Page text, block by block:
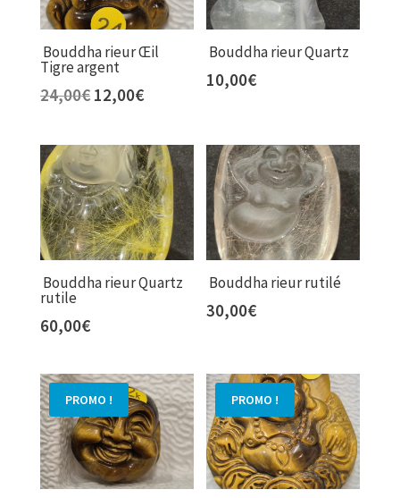
Bouddha rieur Œil
Tigre argent
24,00€ Le
initial
était :
24,00€.
12,00€Le
actuel
est :
12,00€.
Bouddha rieur Quartz
10,00€
Bouddha rieur Quartz
rutile
60,00€
Bouddha rieur rutilé
30,00€
PROMO ! PROMO !